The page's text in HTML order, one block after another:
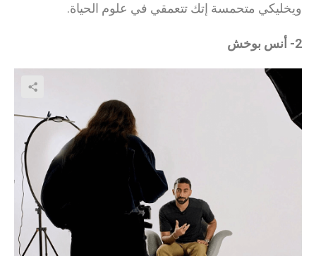
ويخليكي متحمسة إتك تتعمقي في علوم الحياة.
2- أنس بوخش